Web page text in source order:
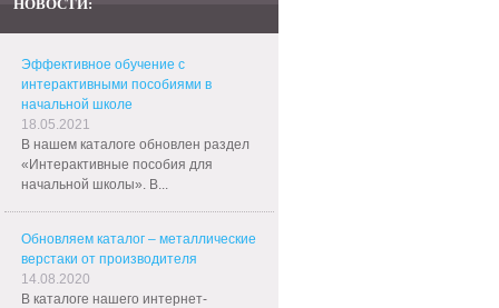
НОВОСТИ:
Эффективное обучение с
интерактивными пособиями в
начальной школе
18.05.2021
В нашем каталоге обновлен раздел
«Интерактивные пособия для
начальной школы». В...
Обновляем каталог – металлические
верстаки от производителя
14.08.2020
В каталоге нашего интернет-